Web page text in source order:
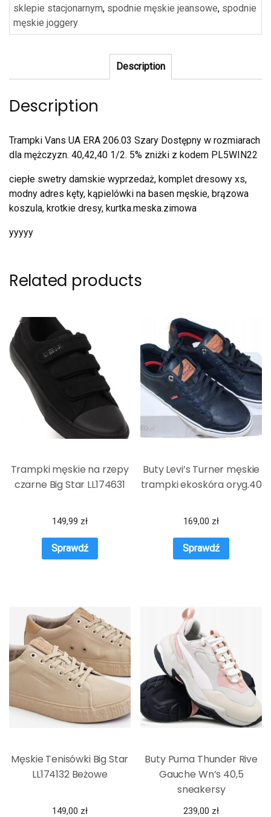
sklepie stacjonarnym, spodnie męskie jeansowe, spodnie
męskie joggery
Description
Description
Trampki Vans UA ERA 206.03 Szary Dostępny w rozmiarach
dla mężczyzn. 40,42,40 1/2. 5% zniżki z kodem PL5WIN22
ciepłe swetry damskie wyprzedaż, komplet dresowy xs,
modny adres kęty, kąpielówki na basen męskie, brązowa
koszula, krotkie dresy, kurtka.meska.zimowa
yyyyy
Related products
Trampki męskie na rzepy
czarne Big Star LL174631
149,99 zł
Sprawdź
Buty Levi’s Turner męskie
trampki ekoskóra oryg.40
169,00 zł
Sprawdź
Męskie Tenisówki Big Star
LL174132 Beżowe
149,00 zł
Buty Puma Thunder Rive
Gauche Wn’s 40,5
sneakersy
239,00 zł